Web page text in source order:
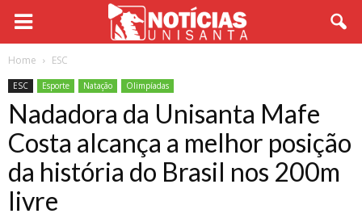
Home ESC
ESC Esporte Natação Olimpíadas
Nadadora da Unisanta Mafe
Costa alcança a melhor posição
da história do Brasil nos 200m
livre